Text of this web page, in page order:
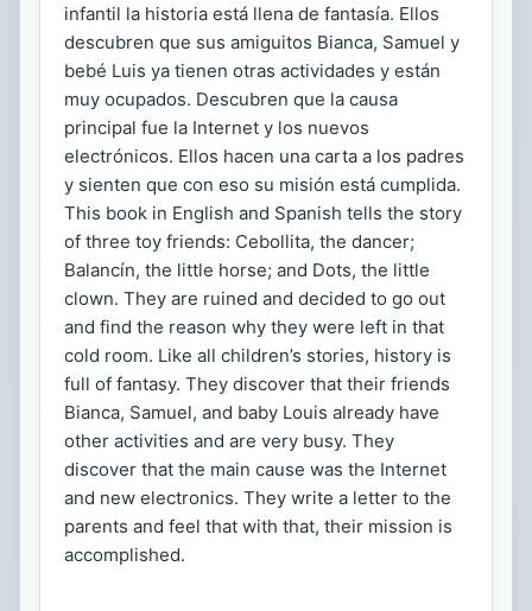
infantil la historia está llena de fantasía. Ellos
descubren que sus amiguitos Bianca, Samuel y
bebé Luis ya tienen otras actividades y están
muy ocupados. Descubren que la causa
principal fue la Internet y los nuevos
electrónicos. Ellos hacen una carta a los padres
y sienten que con eso su misión está cumplida.
This book in English and Spanish tells the story
of three toy friends: Cebollita, the dancer;
Balancín, the little horse; and Dots, the little
clown. They are ruined and decided to go out
and find the reason why they were left in that
cold room. Like all children’s stories, history is
full of fantasy. They discover that their friends
Bianca, Samuel, and baby Louis already have
other activities and are very busy. They
discover that the main cause was the Internet
and new electronics. They write a letter to the
parents and feel that with that, their mission is
accomplished.